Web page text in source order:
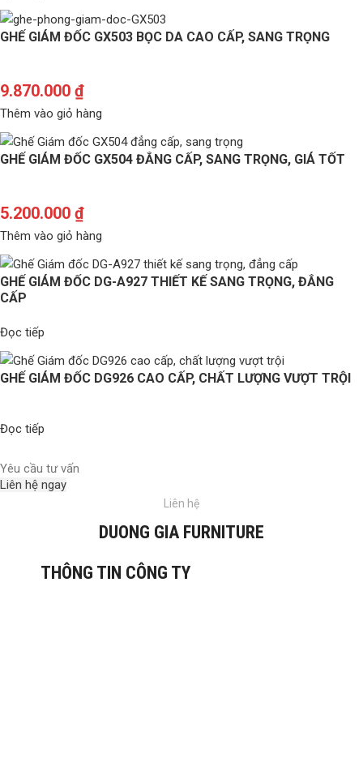
GHẾ GIÁM ĐỐC GX503 BỌC DA CAO CẤP, SANG TRỌNG
9.870.000 ₫
Thêm vào giỏ hàng
GHẾ GIÁM ĐỐC GX504 ĐẲNG CẤP, SANG TRỌNG, GIÁ TỐT
5.200.000 ₫
Thêm vào giỏ hàng
GHẾ GIÁM ĐỐC DG-A927 THIẾT KẾ SANG TRỌNG, ĐẲNG
CẤP
Đọc tiếp
GHẾ GIÁM ĐỐC DG926 CAO CẤP, CHẤT LƯỢNG VƯỢT TRỘI
Đọc tiếp
Yêu cầu tư vấn
Liên hệ ngay
Liên hệ
DUONG GIA FURNITURE
THÔNG TIN CÔNG TY